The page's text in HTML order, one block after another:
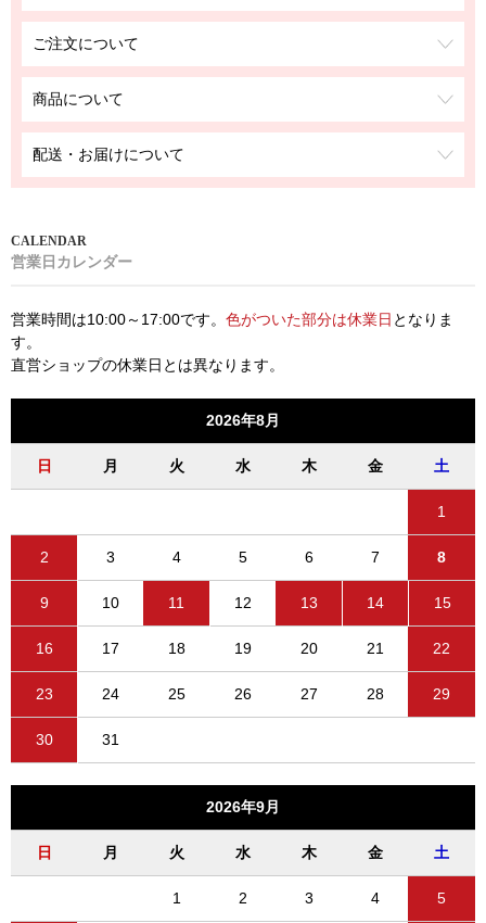
ご注文について
商品について
配送・お届けについて
営業日カレンダー
営業時間は10:00～17:00です。 色がついた部分は休業日 となりま
す。
直営ショップの休業日とは異なります。
2026年8月
日 月 火 水 木 金 土
1
2 3 4 5 6 7 8
9 10 11 12 13 14 15
16 17 18 19 20 21 22
23 24 25 26 27 28 29
30 31
2026年9月
日 月 火 水 木 金 土
1 2 3 4 5